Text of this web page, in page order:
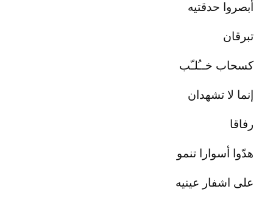
أبصروا حدقتيه
تبرقان
كسحاب خــُلـّب
إنما لا تشهدان
رفاقا
هدّوا أسوارا تنمو
على اشفار عينيه